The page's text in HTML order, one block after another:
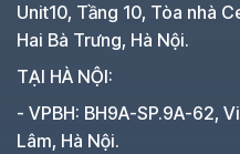
Unit10, Tầng 10, Tòa nhà
Hai Bà Trưng, Hà Nội.
TẠI HÀ NỘI:
- VPBH: BH9A-SP.9A-62,
Lâm, Hà Nội.